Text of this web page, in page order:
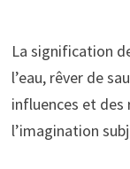
La signification
l’eau, rêver de
influences et des
l’imagination